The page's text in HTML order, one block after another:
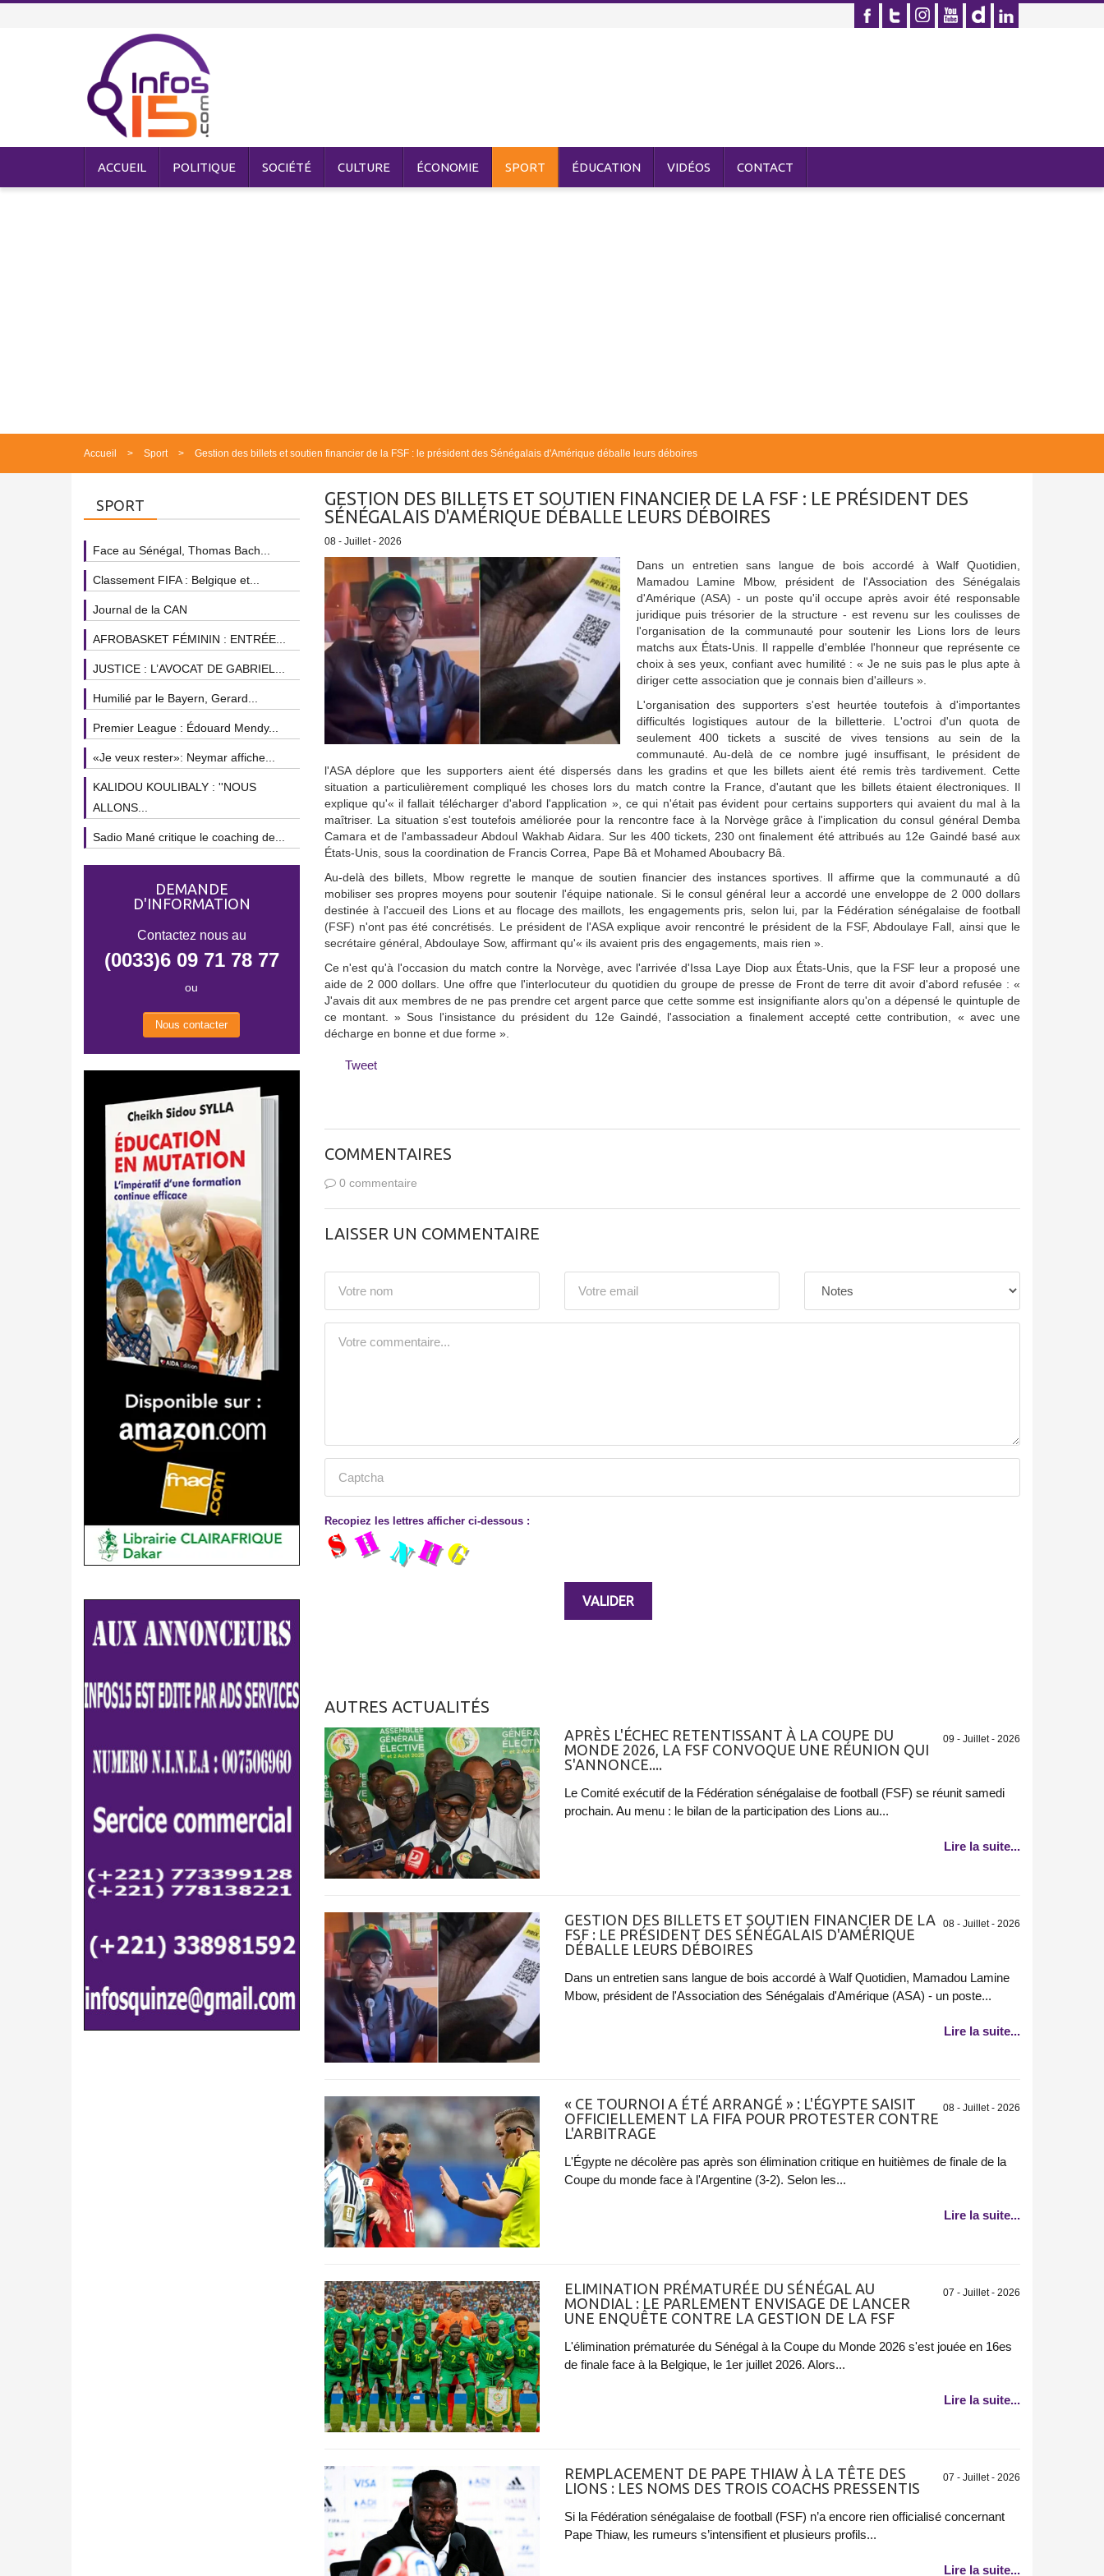
ACCUEIL POLITIQUE SOCIÉTÉ CULTURE ÉCONOMIE SPORT ÉDUCATION VIDÉOS CONTACT
Accueil Sport Gestion des billets et soutien financier de la FSF : le président des Sénégalais d'Amérique déballe leurs déboires
GESTION DES BILLETS ET SOUTIEN FINANCIER DE LA FSF : LE PRÉSIDENT DES
SÉNÉGALAIS D'AMÉRIQUE DÉBALLE LEURS DÉBOIRES
08 - Juillet - 2026
Dans un entretien sans langue de bois accordé à Walf Quotidien,
Mamadou Lamine Mbow, président de l'Association des Sénégalais
d'Amérique (ASA) - un poste qu'il occupe après avoir été responsable
juridique puis trésorier de la structure - est revenu sur les coulisses de
l'organisation de la communauté pour soutenir les Lions lors de leurs
matchs aux États-Unis. Il rappelle d'emblée l'honneur que représente ce
choix à ses yeux, confiant avec humilité : « Je ne suis pas le plus apte à
diriger cette association que je connais bien d'ailleurs ».
L'organisation des supporters s'est heurtée toutefois à d'importantes
difficultés logistiques autour de la billetterie. L'octroi d'un quota de
seulement 400 tickets a suscité de vives tensions au sein de la
communauté. Au-delà de ce nombre jugé insuffisant, le président de
l'ASA déplore que les supporters aient été dispersés dans les gradins et que les billets aient été remis très tardivement. Cette
situation a particulièrement compliqué les choses lors du match contre la France, d'autant que les billets étaient électroniques. Il
explique qu'« il fallait télécharger d'abord l'application », ce qui n'était pas évident pour certains supporters qui avaient du mal à la
maîtriser. La situation s'est toutefois améliorée pour la rencontre face à la Norvège grâce à l'implication du consul général Demba
Camara et de l'ambassadeur Abdoul Wakhab Aidara. Sur les 400 tickets, 230 ont finalement été attribués au 12e Gaindé basé aux
États-Unis, sous la coordination de Francis Correa, Pape Bâ et Mohamed Aboubacry Bâ.
Au-delà des billets, Mbow regrette le manque de soutien financier des instances sportives. Il affirme que la communauté a dû
mobiliser ses propres moyens pour soutenir l'équipe nationale. Si le consul général leur a accordé une enveloppe de 2 000 dollars
destinée à l'accueil des Lions et au flocage des maillots, les engagements pris, selon lui, par la Fédération sénégalaise de football
(FSF) n'ont pas été concrétisés. Le président de l'ASA explique avoir rencontré le président de la FSF, Abdoulaye Fall, ainsi que le
secrétaire général, Abdoulaye Sow, affirmant qu'« ils avaient pris des engagements, mais rien ».
Ce n'est qu'à l'occasion du match contre la Norvège, avec l'arrivée d'Issa Laye Diop aux États-Unis, que la FSF leur a proposé une
aide de 2 000 dollars. Une offre que l'interlocuteur du quotidien du groupe de presse de Front de terre dit avoir d'abord refusée : «
J'avais dit aux membres de ne pas prendre cet argent parce que cette somme est insignifiante alors qu'on a dépensé le quintuple de
ce montant. » Sous l'insistance du président du 12e Gaindé, l'association a finalement accepté cette contribution, « avec une
décharge en bonne et due forme ».
Tweet
COMMENTAIRES
0 commentaire
LAISSER UN COMMENTAIRE
Recopiez les lettres afficher ci-dessous :
AUTRES ACTUALITÉS
09 - Juillet - 2026
APRÈS L'ÉCHEC RETENTISSANT À LA COUPE DU
MONDE 2026, LA FSF CONVOQUE UNE RÉUNION QUI
S'ANNONCE....
Le Comité exécutif de la Fédération sénégalaise de football (FSF) se réunit samedi
prochain. Au menu : le bilan de la participation des Lions au...
Lire la suite...
08 - Juillet - 2026
GESTION DES BILLETS ET SOUTIEN FINANCIER DE LA
FSF : LE PRÉSIDENT DES SÉNÉGALAIS D'AMÉRIQUE
DÉBALLE LEURS DÉBOIRES
Dans un entretien sans langue de bois accordé à Walf Quotidien, Mamadou Lamine
Mbow, président de l'Association des Sénégalais d'Amérique (ASA) - un poste...
Lire la suite...
08 - Juillet - 2026
« CE TOURNOI A ÉTÉ ARRANGÉ » : L'ÉGYPTE SAISIT
OFFICIELLEMENT LA FIFA POUR PROTESTER CONTRE
L'ARBITRAGE
L'Égypte ne décolère pas après son élimination critique en huitièmes de finale de la
Coupe du monde face à l'Argentine (3-2). Selon les...
Lire la suite...
07 - Juillet - 2026
ELIMINATION PRÉMATURÉE DU SÉNÉGAL AU
MONDIAL : LE PARLEMENT ENVISAGE DE LANCER
UNE ENQUÊTE CONTRE LA GESTION DE LA FSF
L'élimination prématurée du Sénégal à la Coupe du Monde 2026 s'est jouée en 16es
de finale face à la Belgique, le 1er juillet 2026. Alors...
Lire la suite...
07 - Juillet - 2026
REMPLACEMENT DE PAPE THIAW À LA TÊTE DES
LIONS : LES NOMS DES TROIS COACHS PRESSENTIS
Si la Fédération sénégalaise de football (FSF) n’a encore rien officialisé concernant
Pape Thiaw, les rumeurs s’intensifient et plusieurs profils...
Lire la suite...
SPORT
Face au Sénégal, Thomas Bach...
Classement FIFA : Belgique et...
Journal de la CAN
AFROBASKET FÉMININ : ENTRÉE...
JUSTICE : L’AVOCAT DE GABRIEL...
Humilié par le Bayern, Gerard...
Premier League : Édouard Mendy...
«Je veux rester»: Neymar affiche...
KALIDOU KOULIBALY : ''NOUS
ALLONS...
Sadio Mané critique le coaching de...
DEMANDE
D'INFORMATION
Contactez nous au
(0033)6 09 71 78 77
ou
Nous contacter